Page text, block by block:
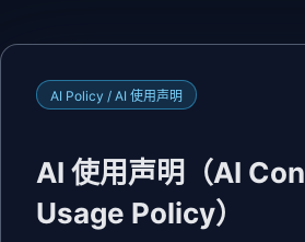
AI Policy / AI 使用声明
AI 使用声明（AI
Usage Policy）